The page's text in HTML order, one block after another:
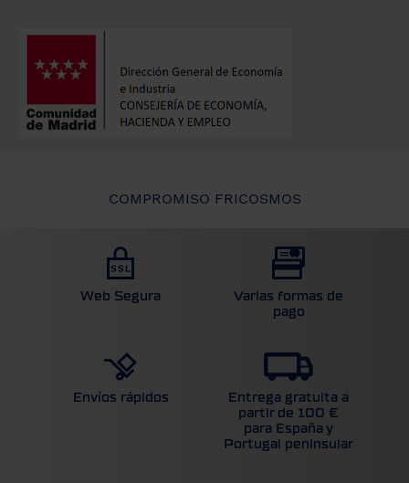
COMPROMISO FRICOSMOS
Web Segura
Varias formas de
pago
Envíos rápidos
Entrega gratuita a
partir de 100 €
para España y
Portugal peninsular